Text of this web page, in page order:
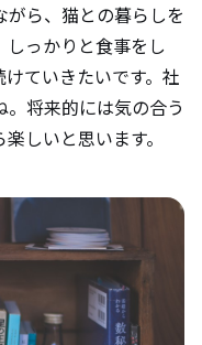
ら、猫との暮らしを
っかりと食事をし
ていきたいです。社
将来的には気の合う
しいと思います。